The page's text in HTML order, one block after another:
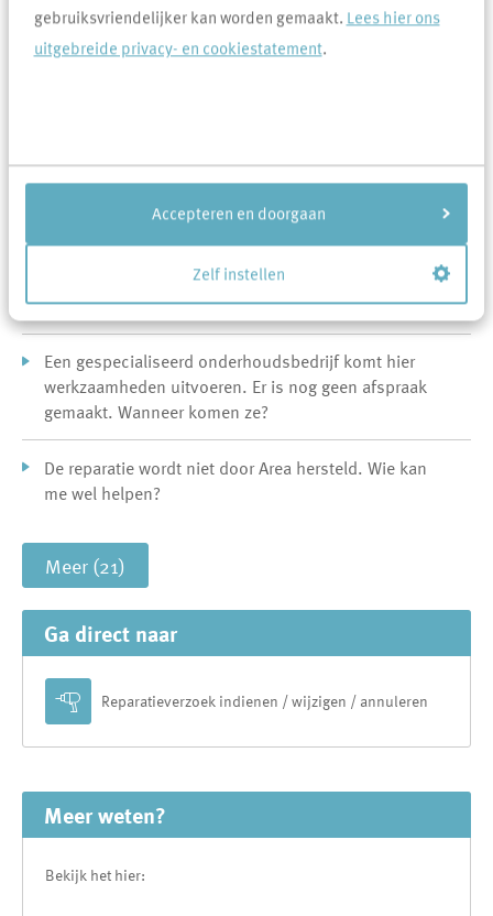
gebruiksvriendelijker kan worden gemaakt. Lees hier ons
uitgebreide privacy- en cookiestatement.
Accepteren en doorgaan
Zelf instellen
Overige defecten meld je viaMijn reparatieverzoek
doen?
of warmtepomp defect is?
Mijn ruit is kapot. Wat nu?
Een gespecialiseerd onderhoudsbedrijf komt hier
werkzaamheden uitvoeren. Er is nog geen afspraak
gemaakt. Wanneer komen ze?
De reparatie wordt niet door Area hersteld. Wie kan
me wel helpen?
Meer (21)
Ga direct naar
 Reparatieverzoek indienen / wijzigen / annuleren
Meer weten?
Bekijk het hier: